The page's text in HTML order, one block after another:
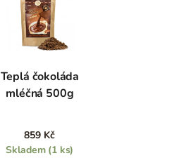
Teplá čokoláda
mléčná 500g
859 Kč
Skladem (1 ks)